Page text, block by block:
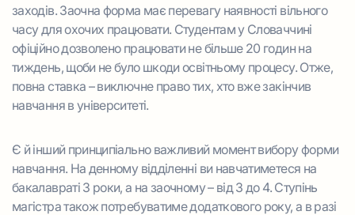
заходів. Заочна форма має перевагу наявності вільного
часу для охочих працювати. Студентам у Словаччині
офіційно дозволено працювати не більше 20 годин на
тиждень, щоби не було шкоди освітньому процесу. Отже,
повна ставка – виключне право тих, хто вже закінчив
навчання в університеті.
Є й інший принципіально важливий момент вибору форми
навчання. На денному відділенні ви навчатиметеся на
бакалавраті 3 роки, а на заочному – від 3 до 4. Ступінь
магістра також потребуватиме додаткового року, а в разі